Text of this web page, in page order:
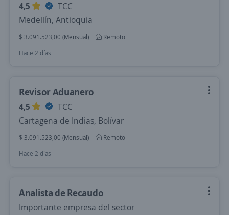
4,5
TCC
Medellín, Antioquia
$ 3.091.523,00 (Mensual)
Remoto
Hace 2 días
Revisor Aduanero
4,5
TCC
Cartagena de Indias, Bolívar
$ 3.091.523,00 (Mensual)
Remoto
Hace 2 días
Analista de Recaudo
Importante empresa del sector